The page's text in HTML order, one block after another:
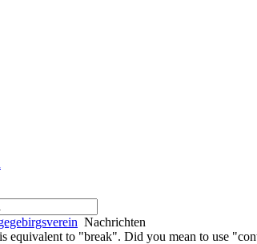
Nachrichten
equivalent to "break". Did you mean to use